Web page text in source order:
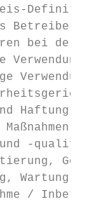
Betreibers
bei der
Verwendung
Haftung
-
Wartung
/